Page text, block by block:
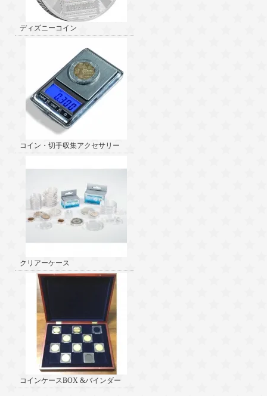
ディズニーコイン
コイン・切手収集アクセサリー
クリアーケース
コインケースBOX &バインダー